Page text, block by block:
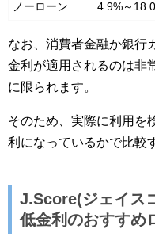
ノーローン 4.9%～
なお、消費者金融か銀行
金利が適用されるのは非
に限られます。
そのため、実際に利用を
利になっているかで比較
J.Score(ジェイス
低金利のおすすめ